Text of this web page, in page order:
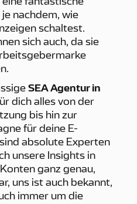
nachdem, wie
schaltest.
sich auch, da sie
SEA Agentur in
dich alles von der
bis hin zur
für deine E-
absolute Experten
unsere Insights in
ganz genau,
uns ist auch bekannt,
immer um die